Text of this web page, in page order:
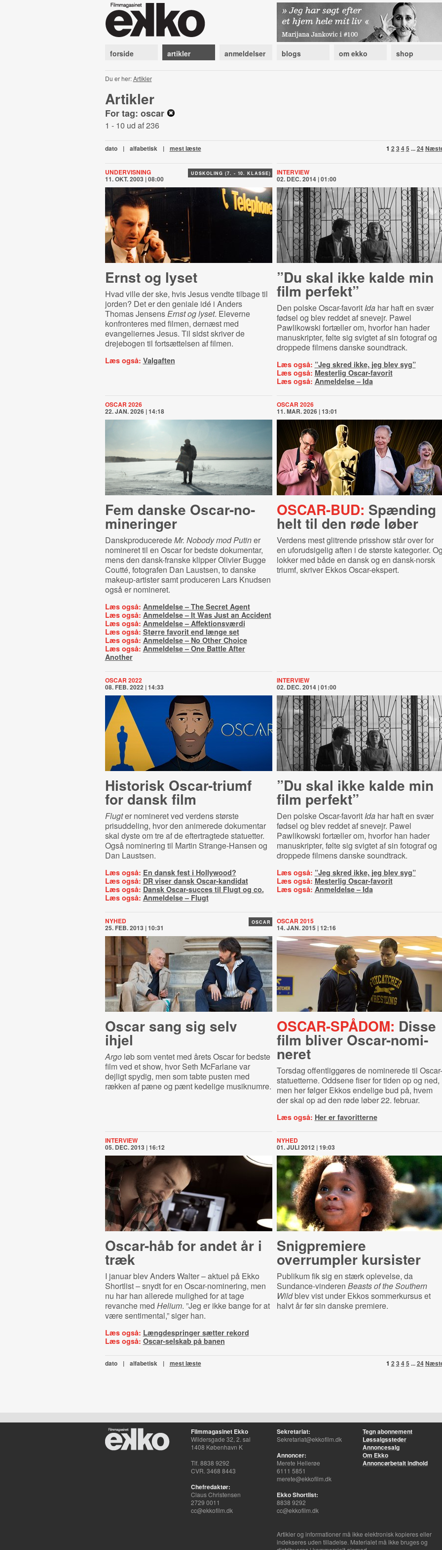
forside artikler anmeldelser blogs om ekko shop
Du er her:Artikler
Artikler
For tag: oscar
1 - 10 ud af 236
1 2 3 45 ...24
dato | alfabetisk | mest læste
UDSKOLING (7. - 10. KLASSE)
UNDERVISNING
11. OKT. 2003 | 08:00
Ernst og lyset
Hvad ville der ske, hvis Jesus vendte tilbage til
jorden? Det er den geniale idé i Anders
Thomas JensensErnst og lyset. Eleverne
konfronteres med filmen, dernæst med
evangeliernes Jesus. Til sidst skriver de
drejebogen til fortsættelsen af filmen.
Læs også: Valgaften
INTERVIEW
02. DEC. 2014 | 01:00
”Du skal ikke kalde min
film perfekt”
Den polske Oscar-favorit Ida har haft en svær
fødsel og blev reddet af snevejr. Pawel
Pawlikowski fortæller om, hvorfor han hader
manuskripter, følte sig svigtet af sin fotograf og
droppede filmens danske soundtrack.
Læs også: ”Jeg skred ikke, jeg blev syg”
Læs også: Mesterlig Oscar-favorit
Læs også: Anmeldelse – Ida
OSCAR 2026
22. JAN. 2026 | 14:18
Fem danske Oscar-​no­
mi­ne­rin­ger
DanskproduceredeMr. Nobody mod Putiner
nomineret til en Oscar for bedste dokumentar,
mens den dansk-franske klipperOlivier Bugge
Coutté, fotografen Dan Laustsen, to danske
makeup-artister samt produceren Lars Knudsen
ogsåer nomineret.
Læs også: Anmeldelse – The Secret Agent
Læs også: Anmeldelse – It Was Just an Accident
Læs også: Anmeldelse – Affektionsværdi
Læs også: Større favorit end længe set
Læs også: Anmeldelse – No Other Choice
Læs også: Anmeldelse – One Battle After
Another
OSCAR 2026
11. MAR. 2026 | 13:01
OSCAR-BUD: Spænding
helt til den røde løber
Verdens mest glitrende prisshow står over for
en uforudsigelig aften i de største kategorier.
lokker med både en dansk og en dansk-norsk
triumf, skriver Ekkos Oscar-ekspert.
OSCAR 2022
08. FEB. 2022 | 14:33
Historisk Oscar-triumf
for dansk film
Flugter nomineret ved verdens største
prisuddeling, hvor den animerede dokumentar
skal dyste om tre af de eftertragtede statuetter.
Også nominering til Martin Strange-Hansen og
Dan Laustsen.
Læs også: En dansk fest i Hollywood?
Læs også: DR viser dansk Oscar-kandidat
Læs også: Dansk Oscar-succes til Flugt og co.
Læs også: Anmeldelse – Flugt
INTERVIEW
02. DEC. 2014 | 01:00
”Du skal ikke kalde min
film perfekt”
Den polske Oscar-favorit Ida har haft en svær
fødsel og blev reddet af snevejr. Pawel
Pawlikowski fortæller om, hvorfor han hader
manuskripter, følte sig svigtet af sin fotograf og
droppede filmens danske soundtrack.
Læs også: ”Jeg skred ikke, jeg blev syg”
Læs også: Mesterlig Oscar-favorit
Læs også: Anmeldelse – Ida
OSCAR
NYHED
25. FEB. 2013 | 10:31
Oscar sang sig selv
ihjel
Argoløb som ventet med årets Oscar for bedste
film ved et show, hvor Seth McFarlane var
dejligt spydig, men som tabte pusten med
rækken af pæne og pænt kedelige musiknumre.
OSCAR 2015
14. JAN. 2015 | 12:16
OSCAR-SPÅDOM: Disse
film bliver Oscar-​no­mi­
ne­ret
Torsdag offentliggøres de nominerede til Oscar-
statuetterne. Oddsene fiser for tiden op og ned,
men her følger Ekkos endelige bud på, hvem
der skal op ad den røde løber 22. februar.
Læs også: Her er favoritterne
INTERVIEW
05. DEC. 2013 | 16:12
Oscar-håb for andet år i
træk
I januar blev Anders Walter – aktuel på Ekko
Shortlist – snydt for en Oscar-nominering, men
nu har han allerede mulighed for at tage
revanche med Helium. ”Jeg er ikke bange for at
være sentimental,” siger han.
Læs også: Længdespringer sætter rekord
Læs også: Oscar-selskab på banen
NYHED
01. JULI 2012 | 19:03
Snigpremiere
overrumpler kursister
Publikum fik sig en stærk oplevelse, da
Sundance-vinderen Beasts of the Southern
Wildblev vist under Ekkos sommerkursus et
halvt år før sin danske premiere.
1 2 3 45 ...24
dato | alfabetisk | mest læste
Filmmagasinet Ekko
Wildersgade 32, 2. sal
1408 København K
Tlf. 8838 9292
CVR. 3468 8443
Chefredaktør:
Claus Christensen
2729 0011
cc@ekkofilm.dk
Sekretariat:
Sekretariat@ekkofilm.dk
Annoncer:
Merete Hellerøe
6111 5851
merete@ekkofilm.dk
Ekko Shortlist:
8838 9292
cc@ekkofilm.dk
Tegn abonnement
Løssalgssteder
Annoncesalg
Om Ekko
Annoncørbetalt indhold
Artikler og informationer må ikke elektronisk kopieres eller
indekseres uden tilladelse. Materialet må ikke bruges og